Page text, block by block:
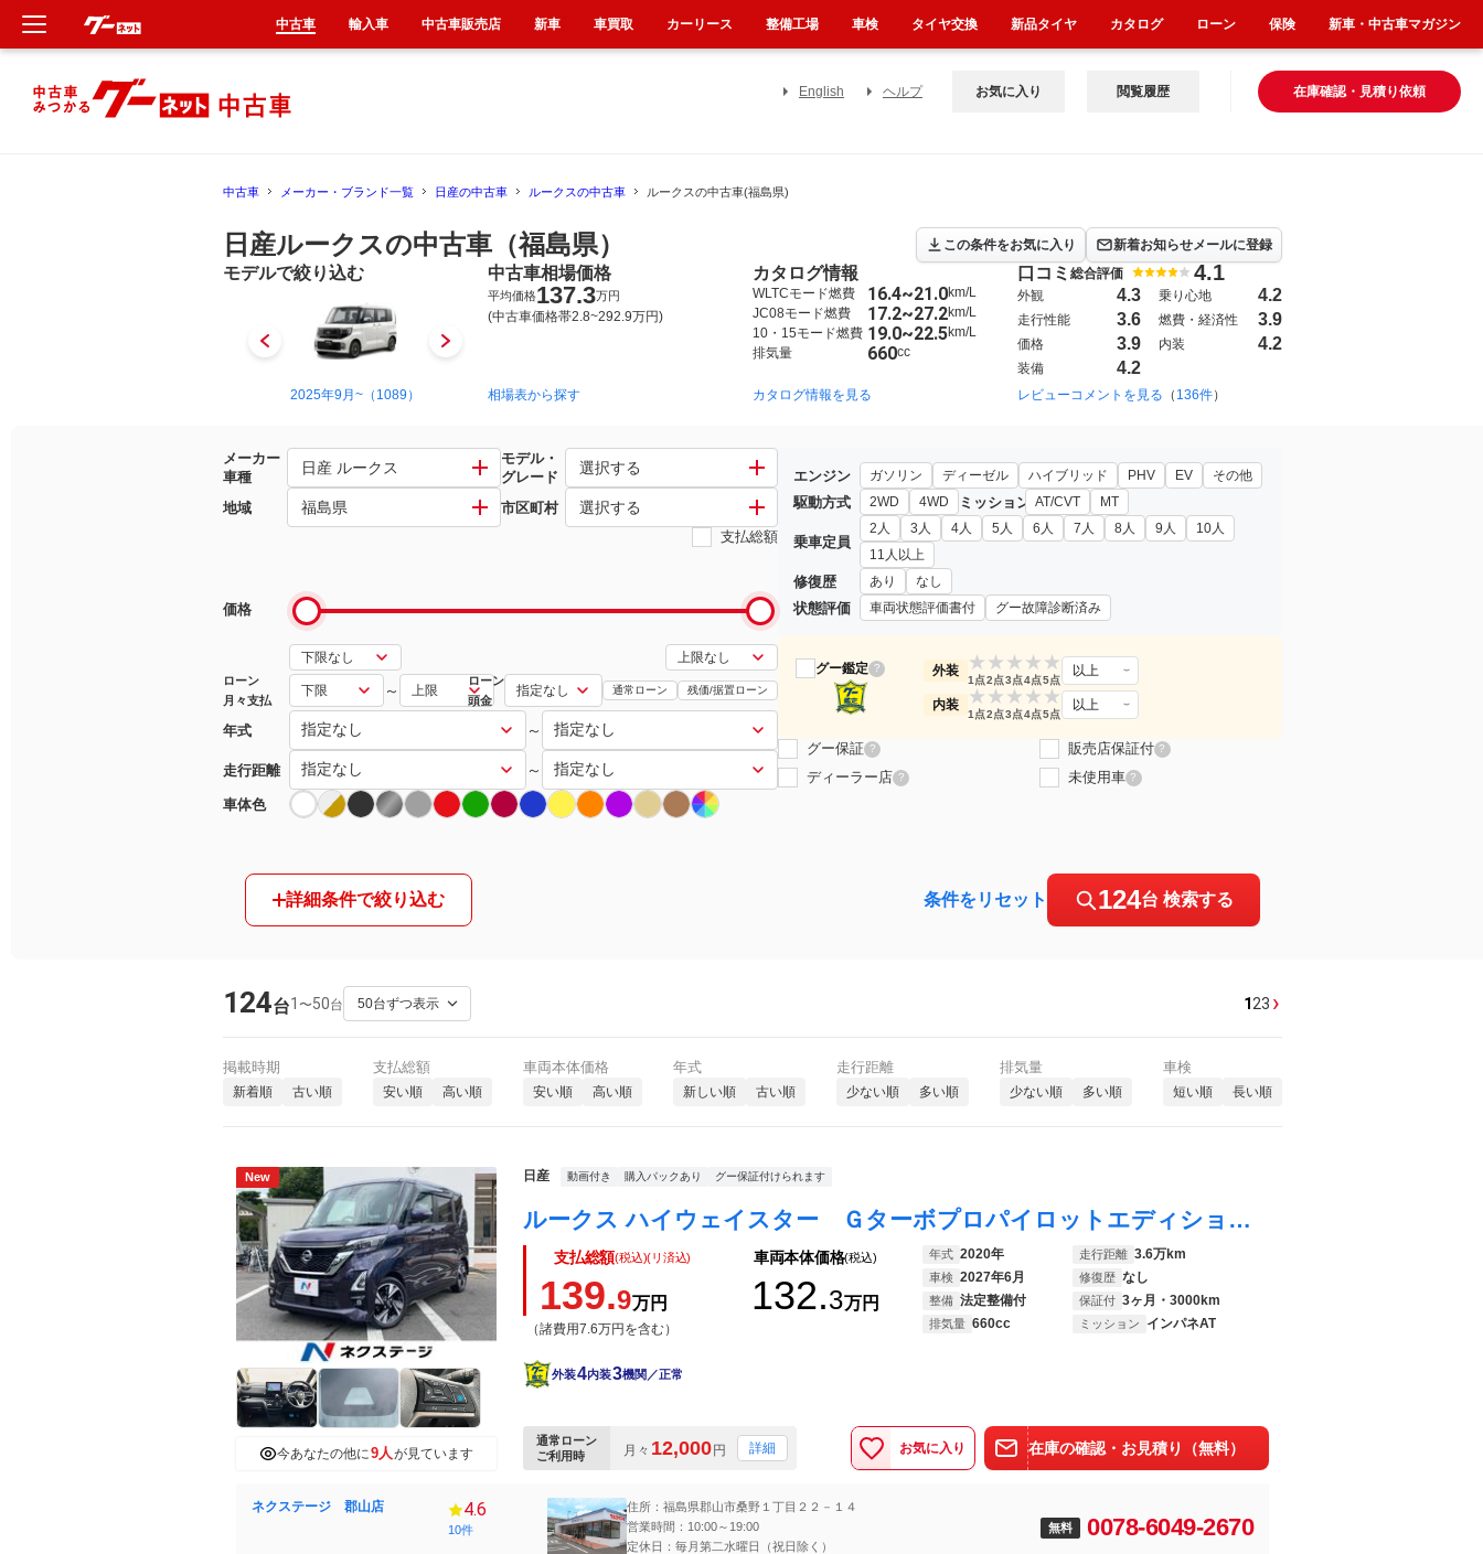
English ヘルプ 在庫確認・見積り依頼
お気に入り 閲覧履歴
中古車 メーカー・ブランド一覧 日産の中古車 ルークスの中古車 ルークスの中古車(福島県)
日産ルークスの中古車（福島県） この条件をお気に入り 新着お知らせメールに登録
モデルで絞り込む
2025年9月~（1089） 2020年3月~2025年9月（4577） 2009年12月~2013年3月（698） 2025年9月~（1089）
中古車相場価格
平均価格137.3万円
(中古車価格帯2.8~292.9万円)
相場表から探す
カタログ情報
WLTCモード燃費 16.4~21.0km/L
JC08モード燃費
17.2~27.2km/L
10・15モード燃費 19.0~22.5km/L
排気量
660cc
カタログ情報を見る
口コミ 総合評価 4.1
外観 4.3 乗り心地 4.2
走行性能 3.6 燃費・経済性 3.9
価格 3.9 内装 4.2
装備 4.2
レビューコメントを見る （ 136件）
メーカー
車種
日産 ルークス
モデル・
グレード
選択する
地域 福島県 市区町村 選択する
支払総額
価格
ローン
月々支払
～
ローン
頭金
通常ローン 残価/据置ローン
年式 ～
走行距離 ～
車体色
エンジン ガソリン ディーゼル ハイブリッド PHV EV その他
駆動方式 2WD 4WD ミッション AT/CVT MT
乗車定員
2人 3人 4人 5人 6人 7人 8人 9人
10人
11人以上
修復歴 あり なし
状態評価 車両状態評価書付 グー故障診断済み
グー鑑定 ? 外装 ★
1点
★
2点
★
3点
★
4点
★
5点
以上
内装 ★
1点
★
2点
★
3点
★
4点
★
5点
以上
グー保証 ? 販売店保証付 ?
ディーラー店 ? 未使用車 ?
詳細条件で絞り込む 条件をリセット 124台 検索する
124台1 〜50台 123 ›
掲載時期
新着順 古い順
支払総額
安い順 高い順
車両本体価格
安い順 高い順
年式
新しい順 古い順
走行距離
少ない順 多い順
排気量
少ない順 多い順
車検
短い順 長い順
New
今あなたの他に9人が見ています
日産 動画付き 購入パックあり グー保証付けられます
ルークス ハイウェイスター Ｇターボプロパイロットエディション インテリジェントエマージェンシーブレーキ プロパイロット ハンズフリー機能付き両側パワースライドドア アラウンドビューモニター 純正ナビ Ｂｌｕｅｔｏｏｔｈ接続 ＬＥＤヘッドライト
支払総額(税込)(リ済込)
139.9万円
（諸費用7.6万円を含む）
車両本体価格(税込)
132.3万円
年式 2020年 走行距離 3.6万km
車検 2027年6月 修復歴 なし
整備 法定整備付 保証付 3ヶ月・3000km
排気量 660cc ミッション インパネAT
外装4内装3機関／正常
通常ローン
ご利用時
月々 12,000円 詳細 お気に入り 在庫の確認・お見積り（無料）
ネクステージ 郡山店 4.6
10件
住所：福島県郡山市桑野１丁目２２－１４
営業時間：10:00～19:00
定休日：毎月第二水曜日（祝日除く）
無料 0078-6049-2670
中古車 輸入車 中古車販売店 新車 車買取 カーリース 整備工場 車検 タイヤ交換 新品タイヤ カタログ ローン 保険 新車・中古車マガジン
新車